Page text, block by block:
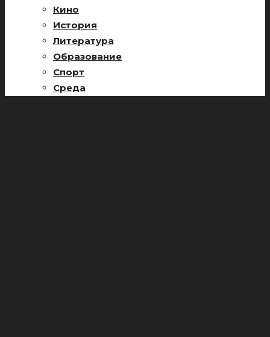
Кино
История
Литература
Образование
Спорт
Среда